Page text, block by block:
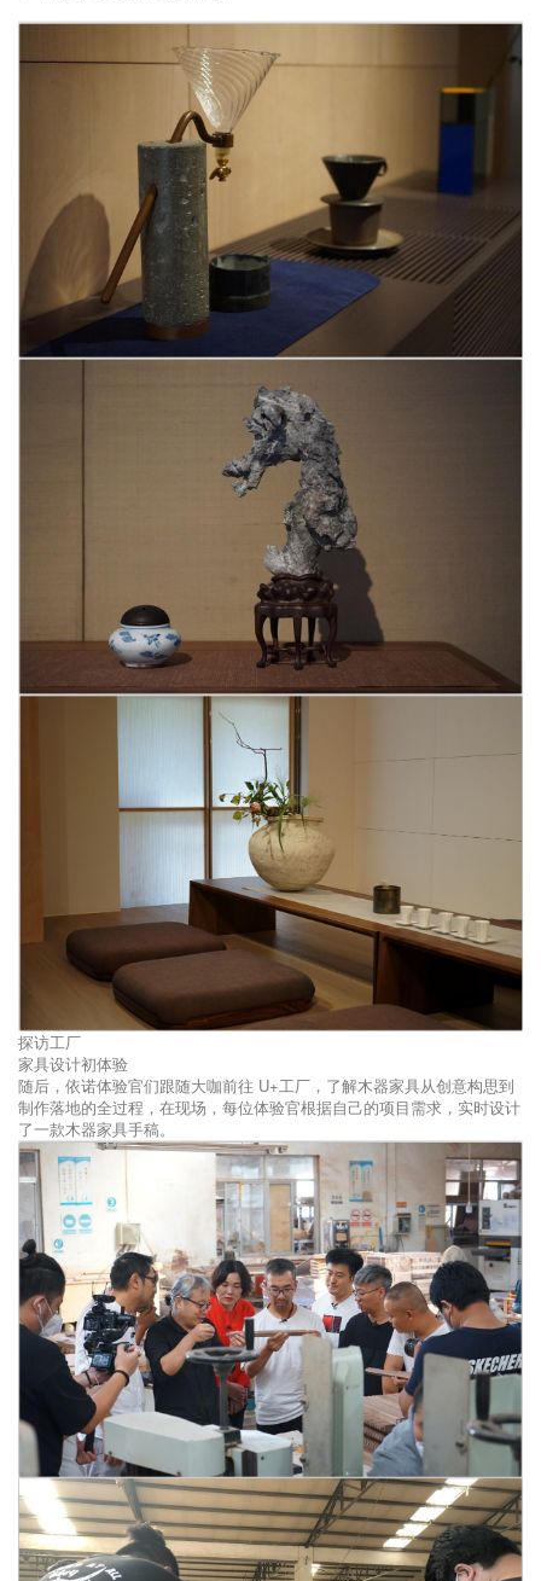
探访工厂
家具设计初体验
随后，依诺体验官们跟随大咖前往 U+工厂，了解木器家具从创意构思到
制作落地的全过程，在现场，每位体验官根据自己的项目需求，实时设计
了一款木器家具手稿。